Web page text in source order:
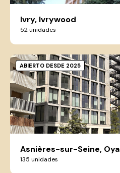
Ivry, Ivrywood
52 unidades
Asnières-sur-Seine, Oya
135 unidades
ABIERTO DESDE 2025